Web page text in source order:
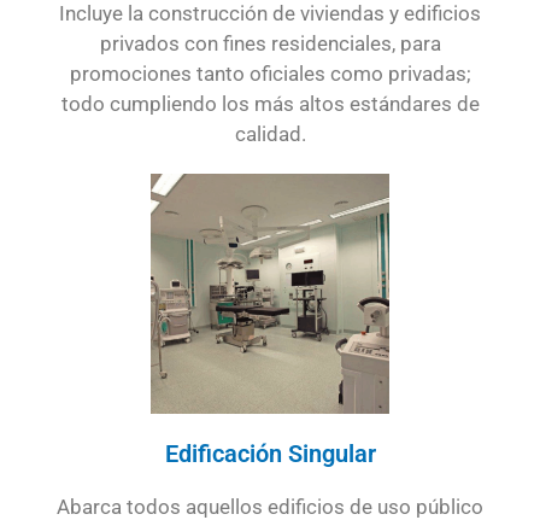
Incluye la construcción de viviendas y edificios
privados con fines residenciales, para
promociones tanto oficiales como privadas;
todo cumpliendo los más altos estándares de
calidad.
Edificación Singular
Abarca todos aquellos edificios de uso público